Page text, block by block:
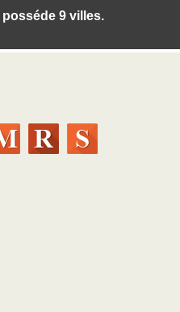
9 villes.